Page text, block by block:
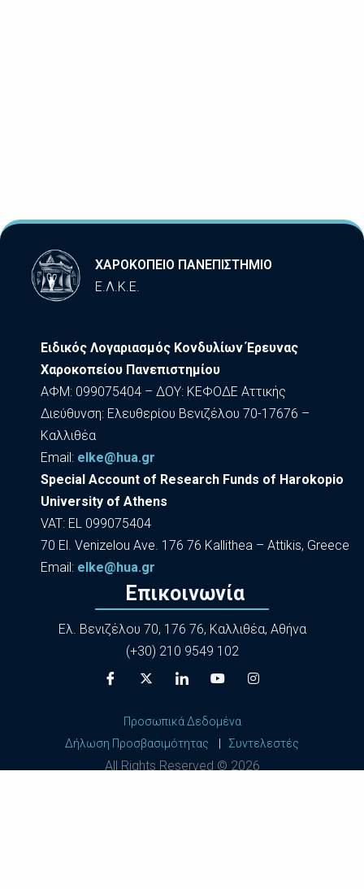
ΧΑΡΟΚΟΠΕΙΟ ΠΑΝΕΠΙΣΤΗΜΙΟ
Ε.Λ.Κ.Ε.
Ειδικός Λογαριασμός Κονδυλίων Έρευνας
Χαροκοπείου Πανεπιστημίου
ΑΦΜ: 099075404 – ΔΟΥ: ΚΕΦΟΔΕ Αττικής
Διεύθυνση: Ελευθερίου Βενιζέλου 70-17676 –
Καλλιθέα
Εmail: elke@hua.gr
Special Account of Research Funds of Harokopio
University of Athens
VAT: EL 099075404
70 El. Venizelou Ave. 176 76 Kallithea – Attikis, Greece
Εmail: elke@hua.gr
Επικοινωνία
Ελ. Βενιζέλου 70, 176 76, Καλλιθέα, Αθήνα
(+30) 210 9549 102
Προσωπικά Δεδομένα
Δήλωση Προσβασιμότητας
Συντελεστές
All Rights Reserved © 2026